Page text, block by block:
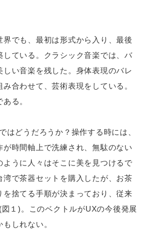
でも、最初は形式から入り、最後
している。クラシック音楽では、バ
しい音楽を残した。身体表現のバレ
合わせて、芸術表現をしている。
る。
どうだろうか？操作する時には、
が時間軸上で洗練され、無駄のない
ように人々はそこに美を見つけるで
湾で茶器セットを購入したが、お茶
を捨てる手順が決まっており、従来
１)。このベクトルがUXの今後発展
しれない。